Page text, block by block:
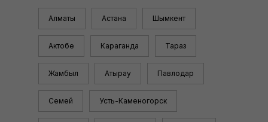
Алматы Астана Шымкент
Актобе Караганда Тараз
Жамбыл Атырау Павлодар
Семей Усть-Каменогорск